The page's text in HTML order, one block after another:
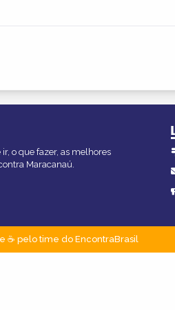
o que fazer, as melhores
Maracanaú.
☕ pelo time do EncontraBrasil